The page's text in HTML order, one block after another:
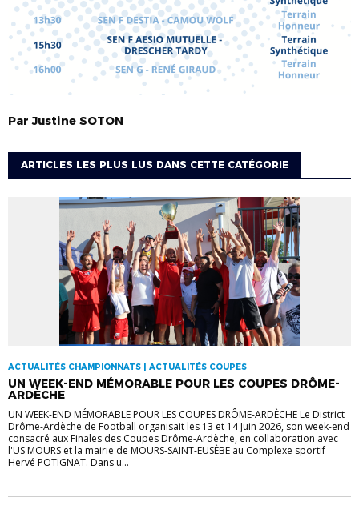
ParJustine SOTON
ARTICLES LES PLUS LUS DANS CETTE CATÉGORIE
ACTUALITÉS CHAMPIONNATS | ACTUALITÉS COUPES
UN WEEK-END MÉMORABLE POUR LES COUPES DRÔME-
ARDÈCHE
UN WEEK-END MÉMORABLE POUR LES COUPES DRÔME-ARDÈCHE Le District
Drôme-Ardèche de Football organisait les 13 et 14 Juin 2026, son week-end
consacré aux Finales des Coupes Drôme-Ardèche, en collaboration avec
l'US MOURS et la mairie de MOURS-SAINT-EUSÈBE au Complexe sportif
Hervé POTIGNAT. Dans u...